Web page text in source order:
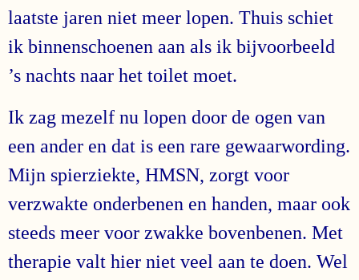
laatste jaren niet meer lopen. Thuis schiet
ik binnenschoenen aan als ik bijvoorbeeld
’s nachts naar het toilet moet.
Ik zag mezelf nu lopen door de ogen van
een ander en dat is een rare gewaarwording.
Mijn spierziekte, HMSN, zorgt voor
verzwakte onderbenen en handen, maar ook
steeds meer voor zwakke bovenbenen. Met
therapie valt hier niet veel aan te doen. Wel